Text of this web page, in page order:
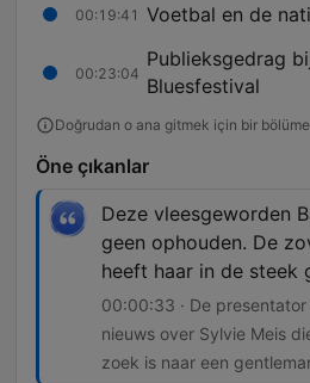
00:19:41 Voetbal en de
00:23:04
Publieksgedrag
Bluesfestival
Doğrudan o ana gitmek için bir bölüme
Öne çıkanlar
Deze vleesgeworden
geen ophouden. De
heeft haar in de steek
00:00:33 · De
nieuws over Sylvie Meis
zoek is naar een